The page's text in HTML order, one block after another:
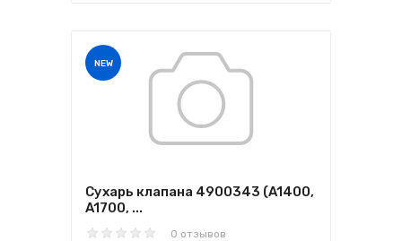
NEW
Сухарь клапана 4900343 (A1400,
A1700, ...
0 отзывов